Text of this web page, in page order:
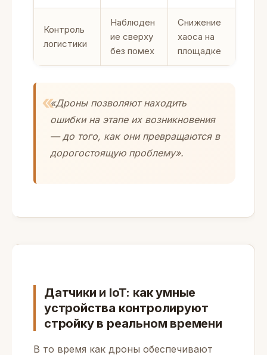
Контроль
логистики
Наблюден
ие сверху
без помех
Снижение
хаоса на
площадке
«Дроны позволяют находить
ошибки на этапе их возникновения
— до того, как они превращаются в
дорогостоящую проблему».
Датчики и IoT: как умные
устройства контролируют
стройку в реальном времени
В то время как дроны обеспечивают